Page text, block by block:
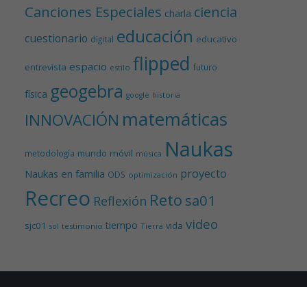
Canciones Especiales charla ciencia
cuestionario digital educación educativo
entrevista espacio estilo flipped futuro
física geogebra google historia
INNOVACIÓN matemáticas
metodología mundo móvil música Naukas
Naukas en familia ODS optimización proyecto
Recreo Reflexión Reto sa01
sjc01 sol testimonio tiempo Tierra vida video